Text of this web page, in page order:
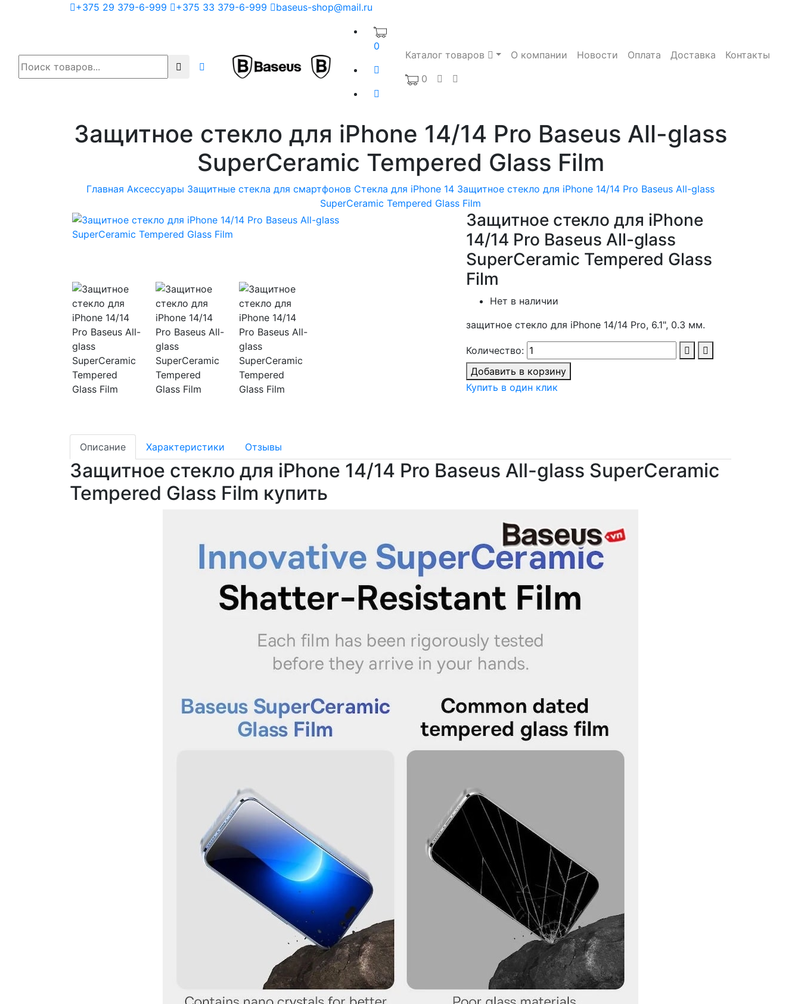
+375 29 379-6-999 +375 33 379-6-999 baseus-shop@mail.ru
0
Каталог товаров О компании Новости Оплата Доставка
Контакты
0
Защитное стекло для iPhone 14/14 Pro Baseus All-glass
SuperCeramic Tempered Glass Film
Главная Аксессуары Защитные стекла для смартфонов Стекла для iPhone 14 Защитное стекло для iPhone 14/14 Pro Baseus All-glass
SuperCeramic Tempered Glass Film
Защитное стекло для iPhone
14/14 Pro Baseus All-glass
SuperCeramic Tempered Glass
Film
Нет в наличии
защитное стекло для iPhone 14/14 Pro, 6.1", 0.3 мм.
Количество:
Добавить в корзину
Купить в один клик
Описание Характеристики Отзывы
Защитное стекло для iPhone 14/14 Pro Baseus All-glass SuperCeramic
Tempered Glass Film купить